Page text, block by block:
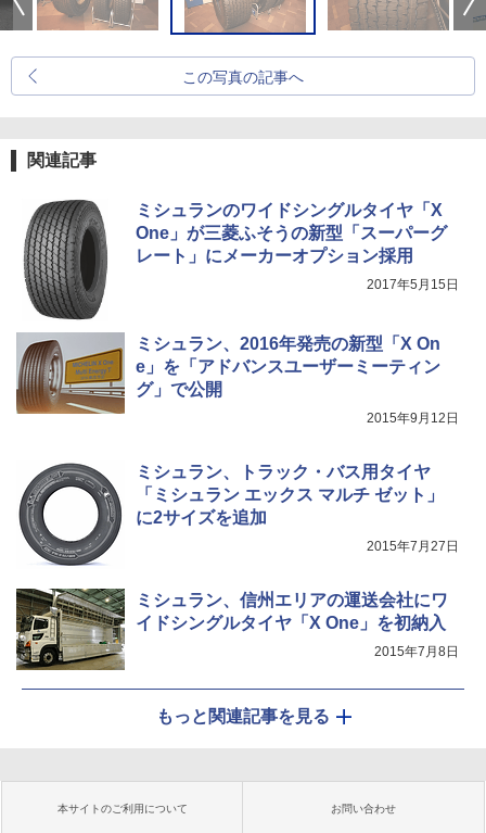
この写真の記事へ
関連記事
ミシュランのワイドシングルタイヤ「X
One」が三菱ふそうの新型「スーパーグ
レート」にメーカーオプション採用
2017年5月15日
ミシュラン、2016年発売の新型「X On
e」を「アドバンスユーザーミーティン
グ」で公開
2015年9月12日
ミシュラン、トラック・バス用タイヤ
「ミシュラン エックス マルチ ゼット」
に2サイズを追加
2015年7月27日
ミシュラン、信州エリアの運送会社にワ
イドシングルタイヤ「X One」を初納入
2015年7月8日
もっと関連記事を見る
本サイトのご利用について お問い合わせ